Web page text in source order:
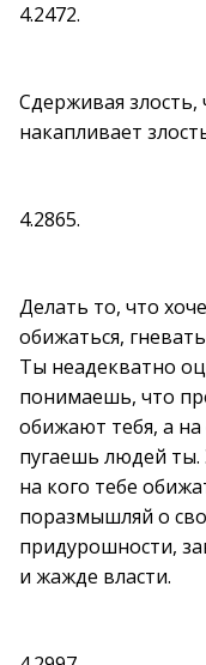
4.2472.
Сдерживая злость,
накапливает
4.2865.
Делать то, что
обижаться,
Ты неадекватно
понимаешь, что
обижают тебя, а
пугаешь людей ты.
на кого тебе
поразмышляй о
придурошности,
и жажде власти.